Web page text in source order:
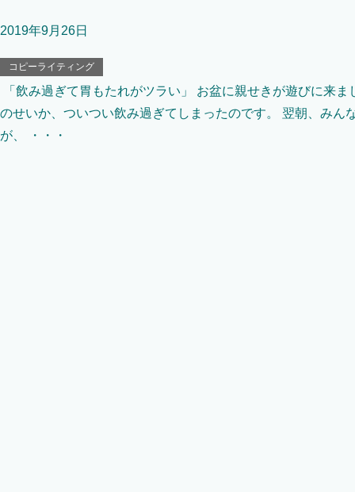
2019年9月26日
コピーライティング
「飲み過ぎて胃もたれがツラい」 お盆に親せきが遊びに来
のせいか、ついつい飲み過ぎてしまったのです。 翌朝、みん
が、 ・・・